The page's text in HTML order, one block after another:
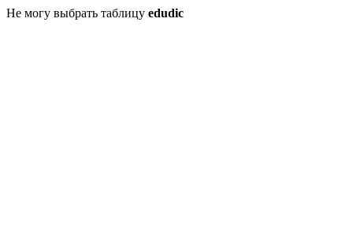
Не могу выбрать таблицу edudic